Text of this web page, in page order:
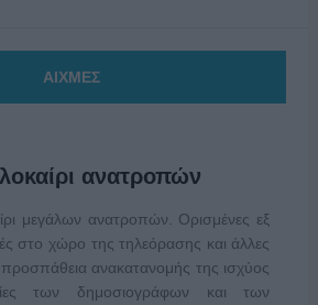
ΑΙΧΜΕΣ
ανατροπών
μεγάλων ανατροπών. Ορισμένες εξ
στο χώρο της τηλεόρασης και άλλες
προσπάθεια ανακατανομής της ισχύος
των δημοσιογράφων και των